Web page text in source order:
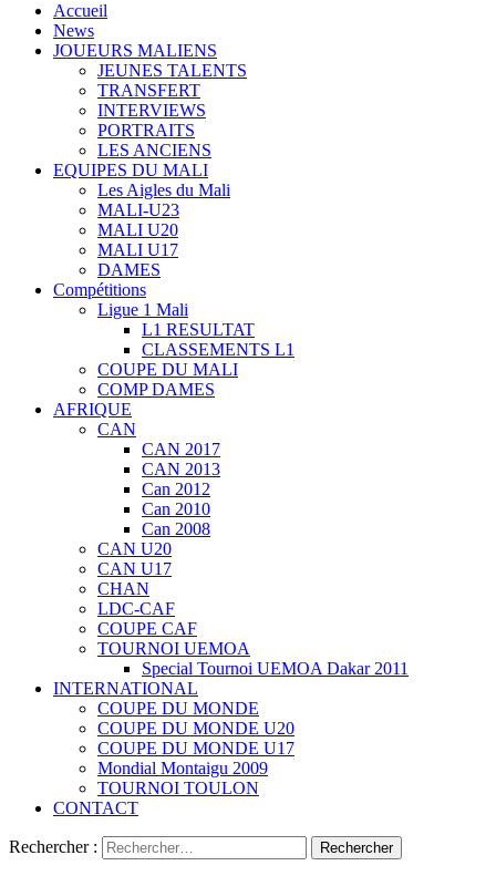
Accueil
News
JOUEURS MALIENS
JEUNES TALENTS
TRANSFERT
INTERVIEWS
PORTRAITS
LES ANCIENS
EQUIPES DU MALI
Les Aigles du Mali
MALI-U23
MALI U20
MALI U17
DAMES
Compétitions
Ligue 1 Mali
L1 RESULTAT
CLASSEMENTS L1
COUPE DU MALI
COMP DAMES
AFRIQUE
CAN
CAN 2017
CAN 2013
Can 2012
Can 2010
Can 2008
CAN U20
CAN U17
CHAN
LDC-CAF
COUPE CAF
TOURNOI UEMOA
Special Tournoi UEMOA Dakar 2011
INTERNATIONAL
COUPE DU MONDE
COUPE DU MONDE U20
COUPE DU MONDE U17
Mondial Montaigu 2009
TOURNOI TOULON
CONTACT
Rechercher :